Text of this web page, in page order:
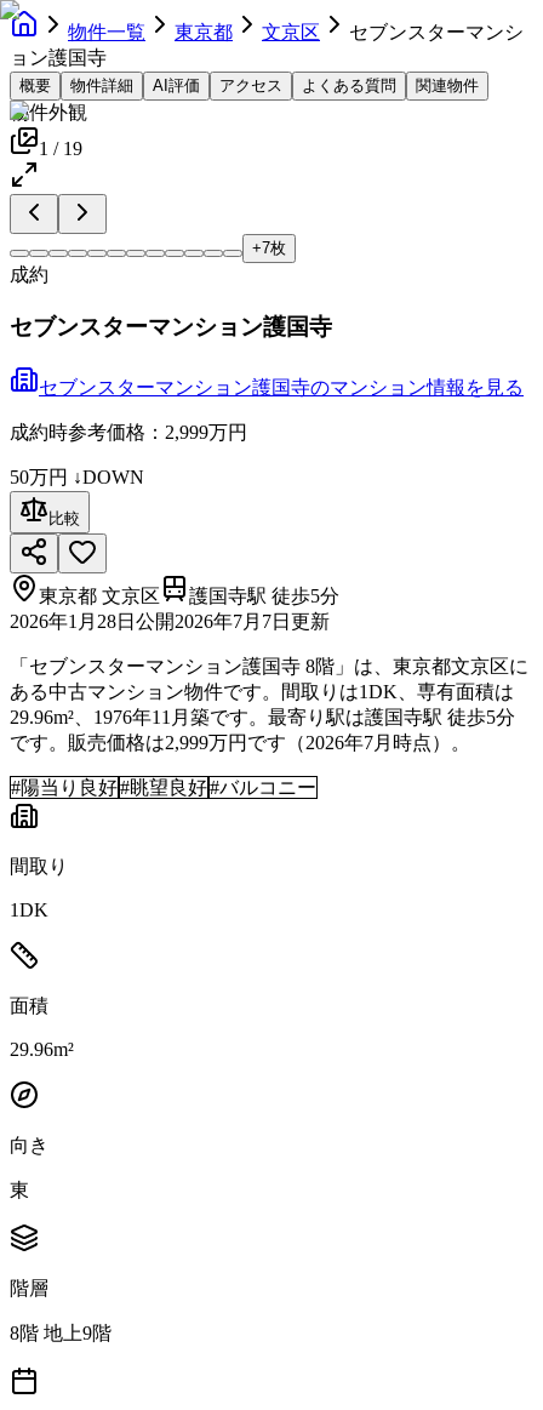
物件一覧 東京都 文京区
セブンスターマンシ
ョン護国寺
概要 物件詳細 AI評価 アクセス よくある質問 関連物件
物件外観
1 / 19
+7枚
成約
セブンスターマンション護国寺
セブンスターマンション護国寺のマンション情報を見る
成約時参考価格：2,999万円
50万円 ↓DOWN
比較
東京都 文京区
護国寺駅 徒歩5分
2026年1月28日 公開2026年7月7日 更新
「セブンスターマンション護国寺 8階」は、東京都文京区に
ある中古マンション物件です。間取りは1DK、専有面積は
29.96m²、1976年11月築です。最寄り駅は護国寺駅 徒歩5分
です。販売価格は2,999万円です（2026年7月時点）。
#陽当り良好#眺望良好#バルコニー
間取り
1DK
面積
29.96m²
向き
東
階層
8階 地上9階